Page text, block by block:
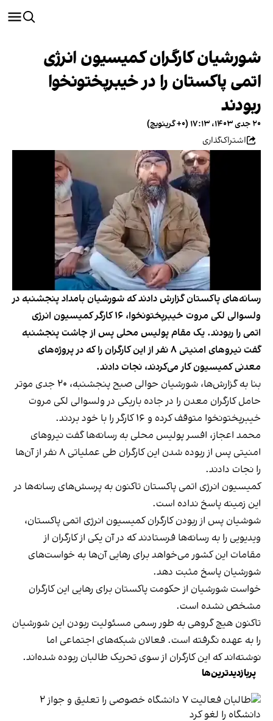
شورشیان کارگران کمیسیون انرژی
اتمی پاکستان را در خیبرپختونخوا
ربودند
۲۰ جدی ۱۴۰۳، ۱۷:۱۳ (‎+۰ گرینویچ)
اشتراک‌گذاری
رسانه‌های پاکستان گزارش دادند که شورشیان بامداد پنجشنبه در
ولسوالی لکی مروت خیبرپختونخوا، ۱۶ کارگر کمیسیون انرژی
اتمی را ربودند. یک مقام پولیس محلی پس از چاشت پنجشنبه
گفت نیروهای امنیتی ۸ نفر از این کارگران را که در پروژه‌های
معدنی کمیسیون کار می‌کردند، نجات دادند.
بنا به گزارش‌ها، شورشیان حوالی صبح پنجشنبه، ۲۰ جدی موتر
حامل کارگران معدن را در جاده باریکی در ولسوالی لکی مروت
خیبرپختونخوا متوقف کرده و ۱۶ کارگر را با خود بردند.
محمد اعجاز، افسر پولیس محلی به رسانه‌ها گفت نیروهای
امنیتی پس از ربوده شدن این کارگران طی عملیاتی ۸ نفر از آن‌ها
را نجات دادند.
کمیسیون انرژی اتمی پاکستان تاکنون به پرسش‌های رسانه‌ها در
این زمینه پاسخ نداده است.
شوشیان پس از ربودن کارگران کمیسیون انرژی اتمی پاکستان،
ویدیویی را به رسانه‌ها فرستادند که در آن یکی از کارگران از
مقامات این کشور می‌خواهد برای رهایی آن‌ها به خواست‌های
شورشیان پاسخ مثبت دهد.
خواست شورشیان از حکومت پاکستان برای رهایی این کارگران
مشخص نشده است.
تاکنون هیچ گروهی به طور رسمی مسئولیت ربودن این شورشیان
را به عهده نگرفته است. فعالان شبکه‌های اجتماعی اما
نوشته‌اند که این کارگران از سوی تحریک طالبان ربوده‌ شده‌اند.
پربازدیدترین‌ها